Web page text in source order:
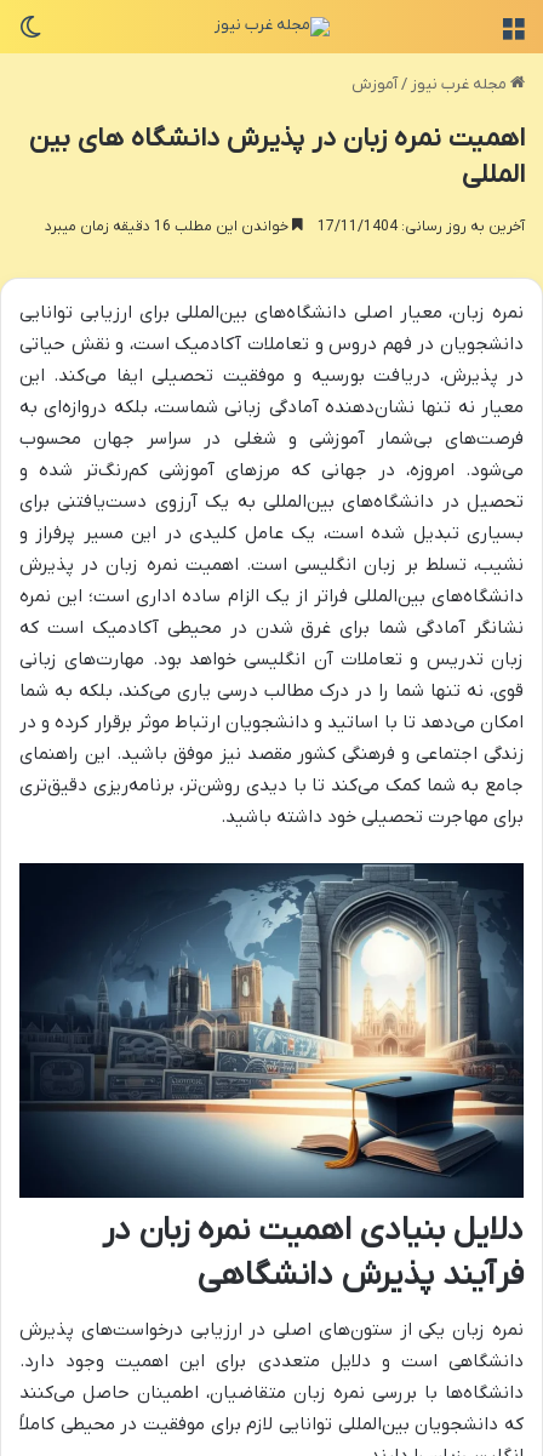
مجله غرب نیوز /آموزش
اهمیت نمره زبان در پذیرش دانشگاه های بین
المللی
آخرین به روز رسانی: 17/11/1404 خواندن این مطلب 16 دقیقه زمان میبرد
نمره زبان، معیار اصلی دانشگاه‌های بین‌المللی برای ارزیابی توانایی
دانشجویان در فهم دروس و تعاملات آکادمیک است، و نقش حیاتی
در پذیرش، دریافت بورسیه و موفقیت تحصیلی ایفا می‌کند. این
معیار نه تنها نشان‌دهنده آمادگی زبانی شماست، بلکه دروازه‌ای به
فرصت‌های بی‌شمار آموزشی و شغلی در سراسر جهان محسوب
می‌شود. امروزه، در جهانی که مرزهای آموزشی کم‌رنگ‌تر شده و
تحصیل در دانشگاه‌های بین‌المللی به یک آرزوی دست‌یافتنی برای
بسیاری تبدیل شده است، یک عامل کلیدی در این مسیر پرفراز و
نشیب، تسلط بر زبان انگلیسی است. اهمیت نمره زبان در پذیرش
دانشگاه‌های بین‌المللی فراتر از یک الزام ساده اداری است؛ این نمره
نشانگر آمادگی شما برای غرق شدن در محیطی آکادمیک است که
زبان تدریس و تعاملات آن انگلیسی خواهد بود. مهارت‌های زبانی
قوی، نه تنها شما را در درک مطالب درسی یاری می‌کند، بلکه به شما
امکان می‌دهد تا با اساتید و دانشجویان ارتباط موثر برقرار کرده و در
زندگی اجتماعی و فرهنگی کشور مقصد نیز موفق باشید. این راهنمای
جامع به شما کمک می‌کند تا با دیدی روشن‌تر، برنامه‌ریزی دقیق‌تری
برای مهاجرت تحصیلی خود داشته باشید.
دلایل بنیادی اهمیت نمره زبان در
فرآیند پذیرش دانشگاهی
نمره زبان یکی از ستون‌های اصلی در ارزیابی درخواست‌های پذیرش
دانشگاهی است و دلایل متعددی برای این اهمیت وجود دارد.
دانشگاه‌ها با بررسی نمره زبان متقاضیان، اطمینان حاصل می‌کنند
که دانشجویان بین‌المللی توانایی لازم برای موفقیت در محیطی کاملاً